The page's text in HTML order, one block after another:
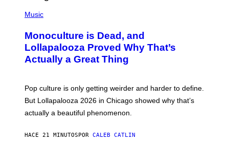
R
E
F
R
N
S
P
T
O
V
I
M
O
B
I
)
Music
Monoculture is Dead, and
Lollapalooza Proved Why That’s
Actually a Great Thing
Pop culture is only getting weirder and harder to define.
But Lollapalooza 2026 in Chicago showed why that’s
actually a beautiful phenomenon.
HACE 21 MINUTOSPOR CALEB CATLIN